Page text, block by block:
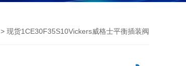
> 现货1CE30F35S10Vickers威格士平衡插装阀